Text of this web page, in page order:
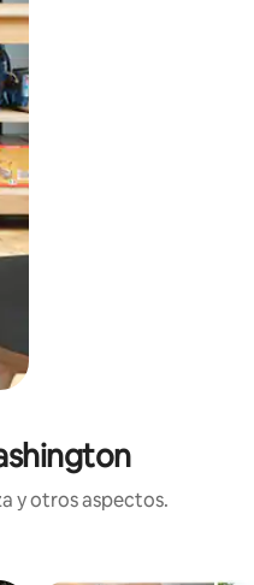
y otros aspectos.